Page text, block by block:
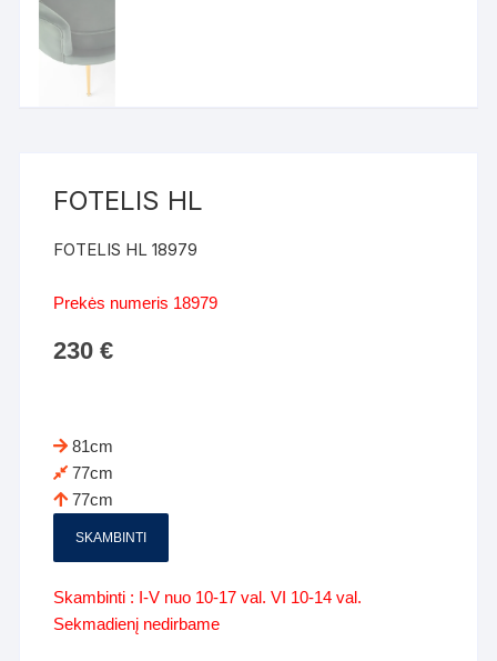
FOTELIS HL
FOTELIS HL 18979
Prekės numeris 18979
230€
81cm
77cm
77cm
SKAMBINTI
Skambinti : I-V nuo 10-17 val. VI 10-14 val.
Sekmadienį nedirbame